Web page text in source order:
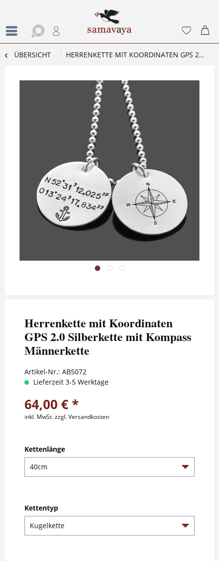
ÜBERSICHT HERRENKETTE MIT KOORDINATEN GPS 2.0 SILBERKETTE MIT KOMPASS MÄNNERKETTE
Herrenkette mit Koordinaten
GPS 2.0 Silberkette mit Kompass
Männerkette
Artikel-Nr.: AB5072
Lieferzeit 3-5 Werktage
64,00 € *
inkl. MwSt.zzgl. Versandkosten
Kettenlänge
Kettentyp